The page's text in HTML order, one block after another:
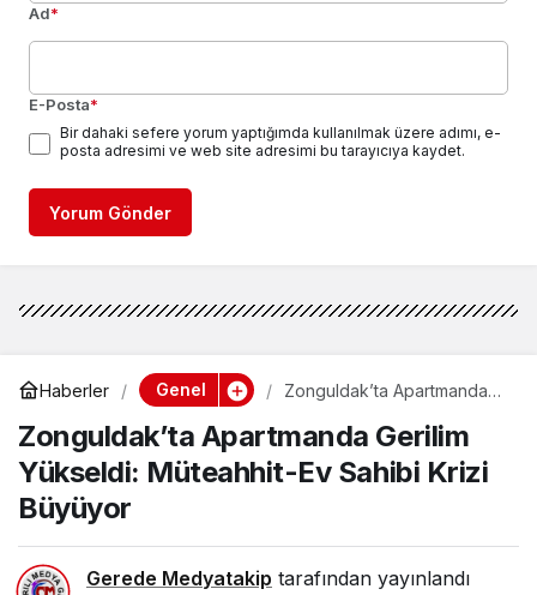
Ad*
E-Posta*
Bir dahaki sefere yorum yaptığımda kullanılmak üzere adımı, e-
posta adresimi ve web site adresimi bu tarayıcıya kaydet.
Yorum Gönder
Haberler Genel
Zonguldak’ta Apartmanda
Ev Sahibi Krizi Büyüyor
Zonguldak’ta Apartmanda Gerilim
Yükseldi: Müteahhit-Ev Sahibi Krizi
Büyüyor
Gerede Medyatakip tarafından yayınlandı